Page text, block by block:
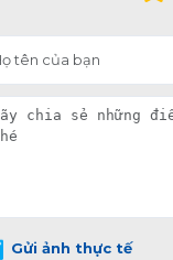
Gửi ảnh thực tế